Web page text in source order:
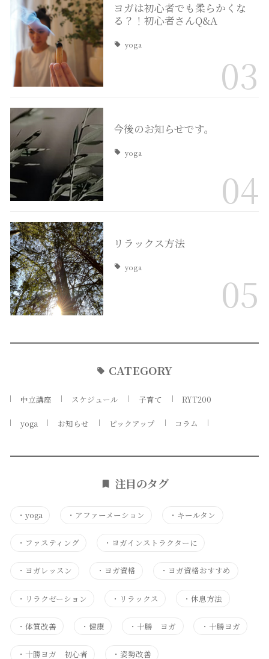
ヨガは初心者でも柔らかくな
る？！初心者さんQ&A
yoga
03
今後のお知らせです。
yoga
04
リラックス方法
yoga
05
CATEGORY
中立講座 スケジュール 子育て RYT200
yoga お知らせ ピックアップ コラム
注目のタグ
・ yoga ・ アファーメーション ・ キールタン
・ ファスティング ・ ヨガインストラクターに
・ ヨガレッスン ・ ヨガ資格 ・ ヨガ資格おすすめ
・ リラクゼーション ・ リラックス ・休息方法
・ 体質改善 ・ 健康 ・ 十勝 ヨガ ・ 十勝ヨガ
・ 十勝ヨガ 初心者 ・姿勢改善